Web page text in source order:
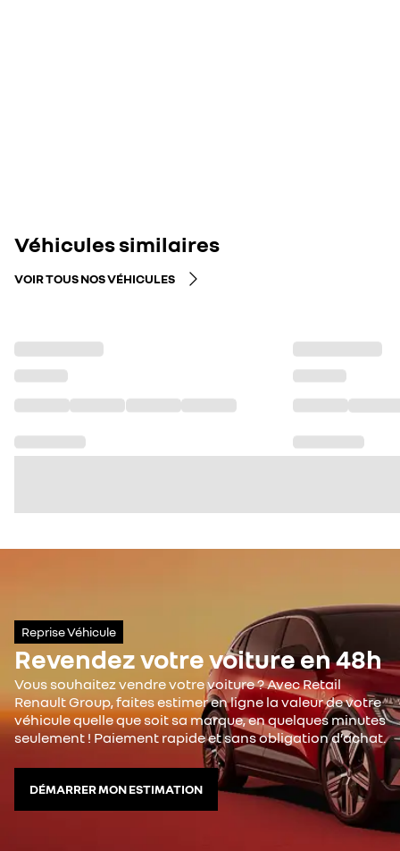
Véhicules similaires
VOIR TOUS NOS VÉHICULES
Reprise Véhicule
Revendez votre voiture en 48h
Vous souhaitez vendre votre voiture ? Avec Retail
Renault Group, faites estimer en ligne la valeur de votre
véhicule quelle que soit sa marque, en quelques minutes
seulement ! Paiement rapide et sans obligation d’achat.
DÉMARRER MON ESTIMATION